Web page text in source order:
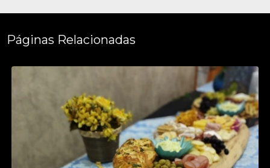
Páginas Relacionadas